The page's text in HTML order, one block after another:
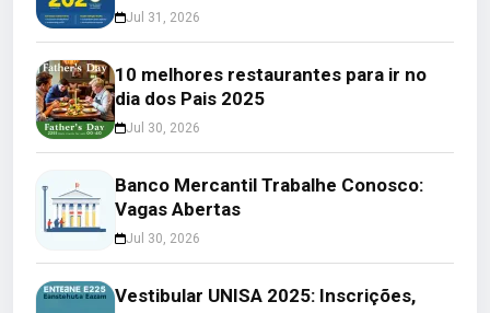
Jul 31, 2026
10 melhores restaurantes para ir no
dia dos Pais 2025
Jul 30, 2026
Banco Mercantil Trabalhe Conosco:
Vagas Abertas
Jul 30, 2026
Vestibular UNISA 2025: Inscrições,